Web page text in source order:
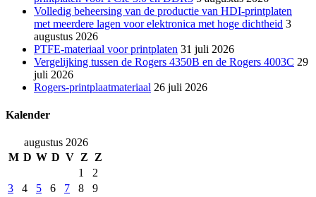
Volledig beheersing van de productie van HDI-printplaten
met meerdere lagen voor elektronica met hoge dichtheid 3
augustus 2026
PTFE-materiaal voor printplaten 31 juli 2026
Vergelijking tussen de Rogers 4350B en de Rogers 4003C 29
juli 2026
Rogers-printplaatmateriaal 26 juli 2026
Kalender
augustus 2026
M D W D V Z
Z
1
2
3
4 5 6 7 8
9